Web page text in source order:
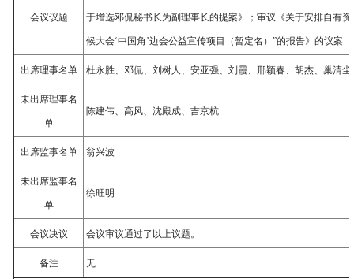
会议议题 于增选邓侃秘书长为副理事长的提案》；审议《关于安排自有资
候大会‘中国角’边会公益宣传项目（暂定名）”的报告》的议案
出席理事名单 杜永胜、邓侃、刘树人、安亚强、刘霞、邢颖春、胡杰、巢清
未出席理事名
单
陈建伟、高风、沈殿成、吉京杭
出席监事名单 翁兴波
未出席监事名
单
徐旺明
会议决议 会议审议通过了以上议题。
备注 无